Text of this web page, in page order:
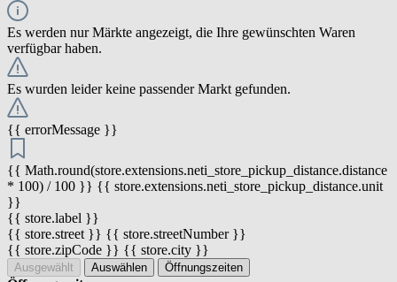
Es werden nur Märkte angezeigt, die Ihre gewünschten Waren
verfügbar haben.
Es wurden leider keine passender Markt gefunden.
{{ errorMessage }}
{{ Math.round(store.extensions.neti_store_pickup_distance.distance
* 100) / 100 }} {{ store.extensions.neti_store_pickup_distance.unit
}}
{{ store.label }}
{{ store.street }} {{ store.streetNumber }}
{{ store.zipCode }} {{ store.city }}
Ausgewählt Auswählen Öffnungszeiten